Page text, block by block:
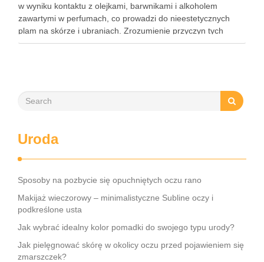
w wyniku kontaktu z olejkami, barwnikami i alkoholem
zawartymi w perfumach, co prowadzi do nieestetycznych
plam na skórze i ubraniach. Zrozumienie przyczyn tych
przebarwień jest kluczowe, aby skutecznie im zapobiegać i
Uroda
Sposoby na pozbycie się opuchniętych oczu rano
Makijaż wieczorowy – minimalistyczne Subline oczy i
podkreślone usta
Jak wybrać idealny kolor pomadki do swojego typu urody?
Jak pielęgnować skórę w okolicy oczu przed pojawieniem się
zmarszczek?